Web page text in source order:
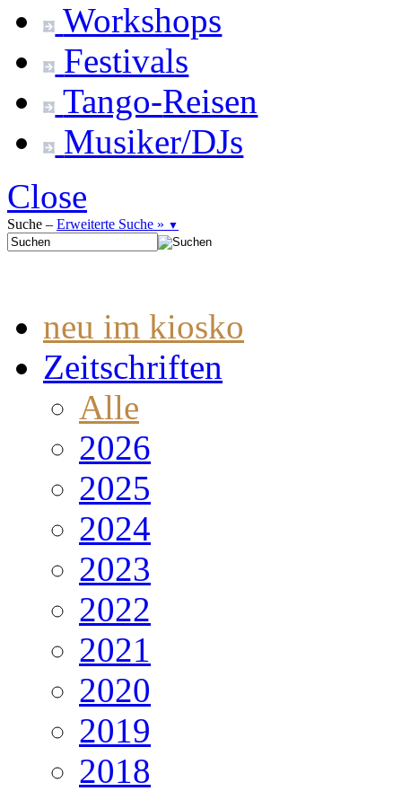
Workshops
Festivals
Tango-Reisen
Musiker/DJs
Close
Suche – Erweiterte Suche » ▼
neu im kiosko
Zeitschriften
Alle
2026
2025
2024
2023
2022
2021
2020
2019
2018